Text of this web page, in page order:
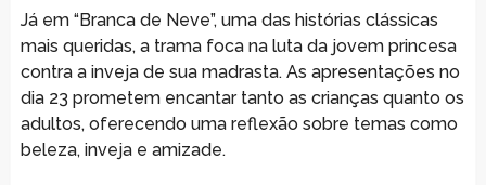
Já em “Branca de Neve”, uma das histórias clássicas
mais queridas, a trama foca na luta da jovem princesa
contra a inveja de sua madrasta. As apresentações no
dia 23 prometem encantar tanto as crianças quanto os
adultos, oferecendo uma reflexão sobre temas como
beleza, inveja e amizade.